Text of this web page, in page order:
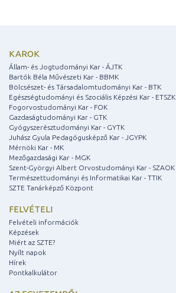
KAROK
Állam- és Jogtudományi Kar - ÁJTK
Bartók Béla Művészeti Kar - BBMK
Bölcsészet- és Társadalomtudományi Kar - BTK
Egészségtudományi és Szociális Képzési Kar - ETSZK
Fogorvostudományi Kar - FOK
Gazdaságtudományi Kar - GTK
Gyógyszerésztudományi Kar - GYTK
Juhász Gyula Pedagógusképző Kar - JGYPK
Mérnöki Kar - MK
Mezőgazdasági Kar - MGK
Szent-Györgyi Albert Orvostudományi Kar - SZAOK
Természettudományi és Informatikai Kar - TTIK
SZTE Tanárképző Központ
FELVÉTELI
Felvételi információk
Képzések
Miért az SZTE?
Nyílt napok
Hírek
Pontkalkulátor